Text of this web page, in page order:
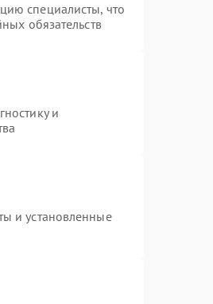
специалисты, что
обязательств
и
и установленные